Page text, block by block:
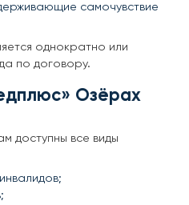
самочувствие
однократно или
по договору.
Озёрах
доступны все виды